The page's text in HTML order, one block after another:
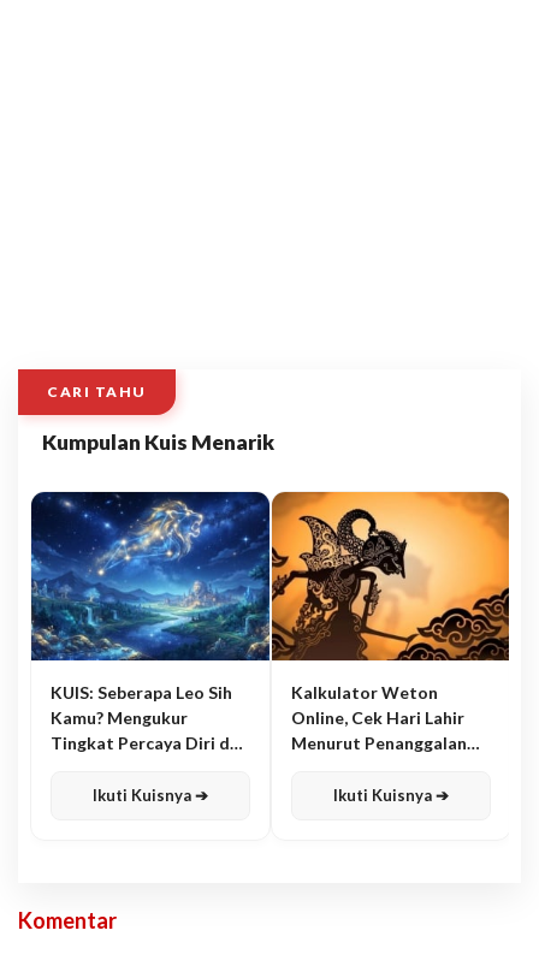
CARI TAHU
Kumpulan Kuis Menarik
KUIS: Seberapa Leo Sih
Kamu? Mengukur
Tingkat Percaya Diri dan
Ikuti Kuisnya ➔
Kalkulator Weton
Online, Cek Hari Lahir
Menurut Penanggalan
Ikuti Kuisnya ➔
Komentar